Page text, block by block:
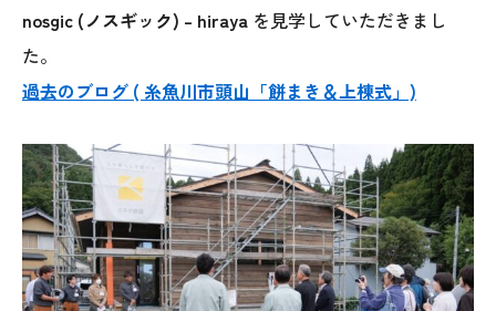
採用情報
協力会社の皆様へ
住まいのなんでも相談
土地･空き家 不動産相談
移住と暮らし相談
nosgic (ノスギック) – hiraya を見学していただきまし
た。
過去のブログ ( 糸魚川市頭山「餅まき＆上棟式」)